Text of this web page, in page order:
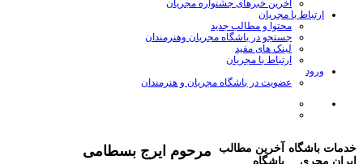
آخرین خبرهای جشنواره مجریان
ارتباط با مجریان
محتوا و مطالب جدید
جستجو در باشگاه مجریان وهنرمندان
لینک های مفید
ارتباط با مجریان
ورود
عضویت در باشگاه مجریان و هنرمندان
مرحوم ایرج بسطامی
آخرین مطالب
باشگاه
خدمات باشگاه
ایران مجری